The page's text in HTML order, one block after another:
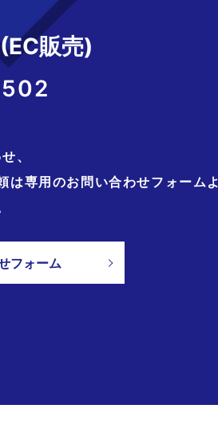
販売)
、
は専用のお問い合わせフォーム
フォーム